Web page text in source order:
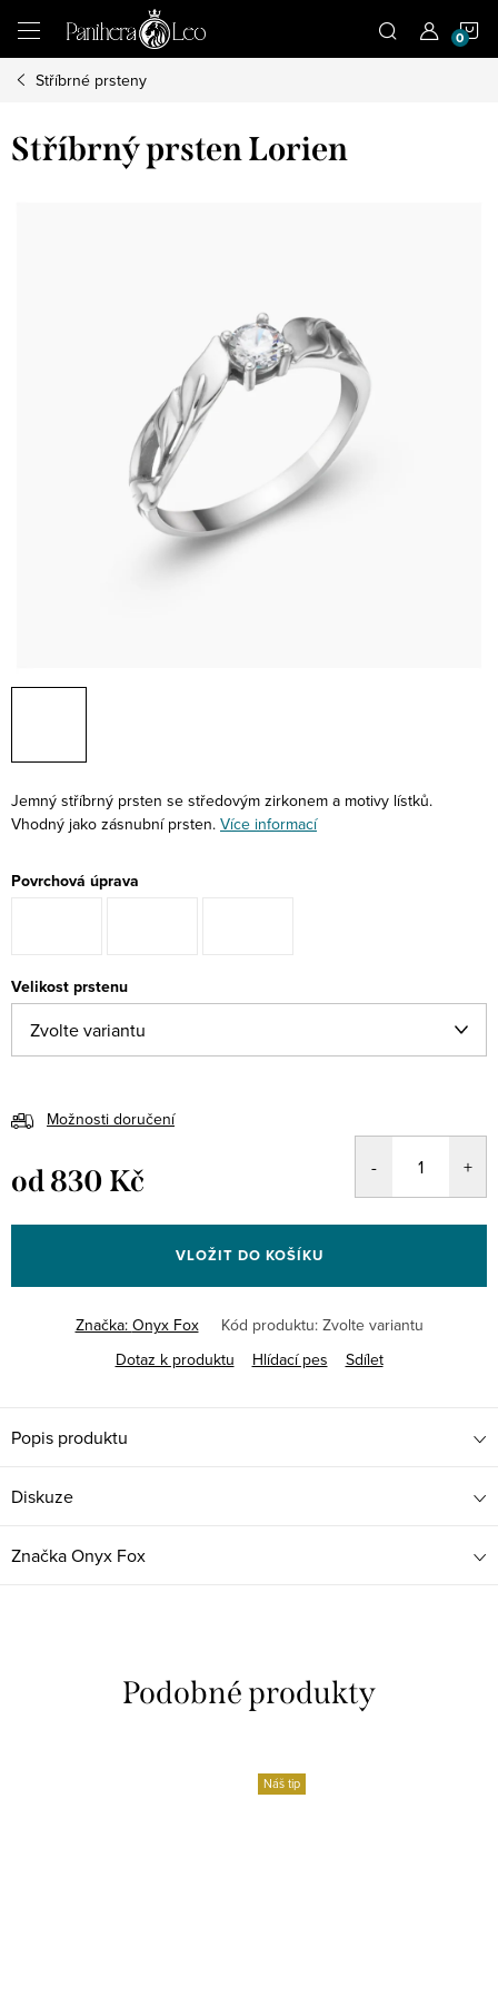
obsah
Stříbrné prsteny
Stříbrný prsten Lorien
Jemný stříbrný prsten se středovým zirkonem a motivy lístků.
Vhodný jako zásnubní prsten. Více informací
Povrchová úprava
Velikost prstenu
Možnosti doručení
od830 Kč
cena:
VLOŽIT DO KOŠÍKU
Značka: Onyx Fox Kód produktu: Zvolte variantu
Dotaz k produktu
Hlídací pes Sdílet
Popis produktu
Diskuze
ZnačkaOnyx Fox
Náš tip